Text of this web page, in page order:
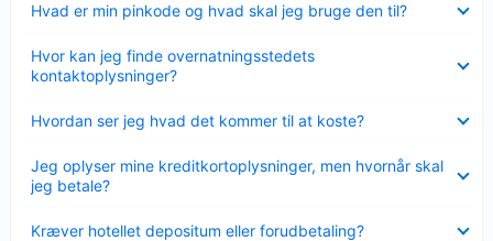
Hvad er min pinkode og hvad skal jeg bruge den til?
Hvor kan jeg finde overnatningsstedets
kontaktoplysninger?
Hvordan ser jeg hvad det kommer til at koste?
Jeg oplyser mine kreditkortoplysninger, men hvornår skal
jeg betale?
Kræver hotellet depositum eller forudbetaling?